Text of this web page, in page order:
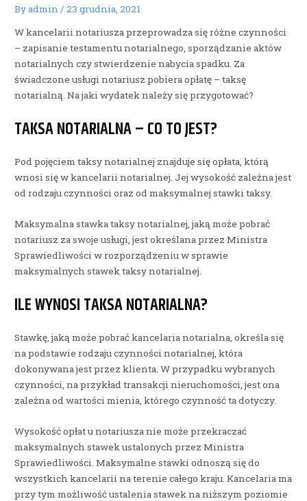
Byadmin/23 grudnia, 2021
W kancelarii notariusza przeprowadza się różne czynności
– zapisanie testamentu notarialnego, sporządzanie aktów
notarialnych czy stwierdzenie nabycia spadku. Za
świadczone usługi notariusz pobiera opłatę – taksę
notarialną. Na jaki wydatek należy się przygotować?
TAKSA NOTARIALNA – CO TO JEST?
Pod pojęciem taksy notarialnej znajduje się opłata, którą
wnosi się w kancelarii notarialnej. Jej wysokość zależna jest
od rodzaju czynności oraz od maksymalnej stawki taksy.
Maksymalna stawka taksy notarialnej, jaką może pobrać
notariusz za swoje usługi, jest określana przez Ministra
Sprawiedliwości w rozporządzeniu w sprawie
maksymalnych stawek taksy notarialnej.
ILE WYNOSI TAKSA NOTARIALNA?
Stawkę, jaką może pobrać kancelaria notarialna, określa się
na podstawie rodzaju czynności notarialnej, która
dokonywana jest przez klienta. W przypadku wybranych
czynności, na przykład transakcji nieruchomości, jest ona
zależna od wartości mienia, którego czynność ta dotyczy.
Wysokość opłat u notariusza nie może przekraczać
maksymalnych stawek ustalonych przez Ministra
Sprawiedliwości. Maksymalne stawki odnoszą się do
wszystkich kancelarii na terenie całego kraju. Kancelaria ma
przy tym możliwość ustalenia stawek na niższym poziomie